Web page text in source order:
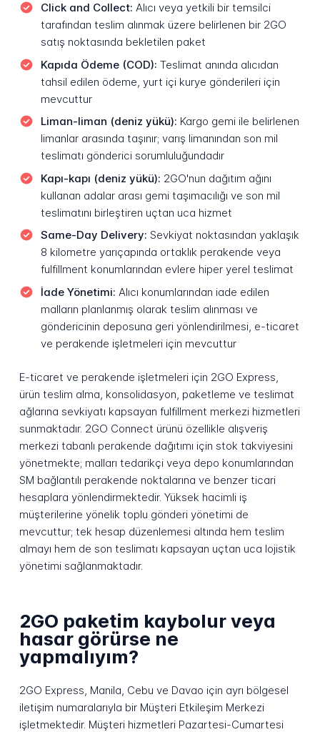
Click and Collect: Alıcı veya yetkili bir temsilci
tarafından teslim alınmak üzere belirlenen bir 2GO
satış noktasında bekletilen paket
Kapıda Ödeme (COD): Teslimat anında alıcıdan
tahsil edilen ödeme, yurt içi kurye gönderileri için
mevcuttur
Liman-liman (deniz yükü): Kargo gemi ile belirlenen
limanlar arasında taşınır; varış limanından son mil
teslimatı gönderici sorumluluğundadır
Kapı-kapı (deniz yükü): 2GO'nun dağıtım ağını
kullanan adalar arası gemi taşımacılığı ve son mil
teslimatını birleştiren uçtan uca hizmet
Same-Day Delivery: Sevkiyat noktasından yaklaşık
8 kilometre yarıçapında ortaklık perakende veya
fulfillment konumlarından evlere hiper yerel teslimat
İade Yönetimi: Alıcı konumlarından iade edilen
malların planlanmış olarak teslim alınması ve
göndericinin deposuna geri yönlendirilmesi, e-ticaret
ve perakende işletmeleri için mevcuttur
E-ticaret ve perakende işletmeleri için 2GO Express,
ürün teslim alma, konsolidasyon, paketleme ve teslimat
ağlarına sevkiyatı kapsayan fulfillment merkezi hizmetleri
sunmaktadır. 2GO Connect ürünü özellikle alışveriş
merkezi tabanlı perakende dağıtımı için stok takviyesini
yönetmekte; malları tedarikçi veya depo konumlarından
SM bağlantılı perakende noktalarına ve benzer ticari
hesaplara yönlendirmektedir. Yüksek hacimli iş
müşterilerine yönelik toplu gönderi yönetimi de
mevcuttur; tek hesap düzenlemesi altında hem teslim
almayı hem de son teslimatı kapsayan uçtan uca lojistik
yönetimi sağlanmaktadır.
2GO paketim kaybolur veya
hasar görürse ne
yapmalıyım?
2GO Express, Manila, Cebu ve Davao için ayrı bölgesel
iletişim numaralarıyla bir Müşteri Etkileşim Merkezi
işletmektedir. Müşteri hizmetleri Pazartesi-Cumartesi